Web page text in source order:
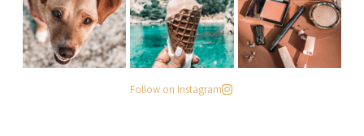
Follow on Instagram